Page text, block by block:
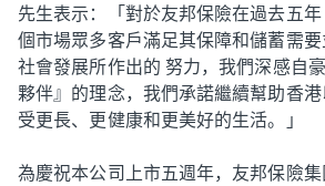
先生表示：「對於友邦保險在過去五
個市場眾多客戶滿足其保障和儲蓄需
社會發展所作出的 努力，我們深感自
夥伴』的理念，我們承諾繼續幫助香
受更長、更健康和更美好的生活。」
為慶祝本公司上市五週年，友邦保險